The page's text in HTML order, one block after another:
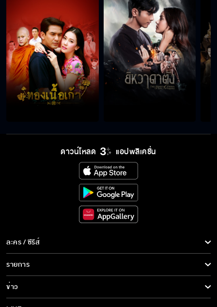
นี่ไม่ใช่ลูกกู เอาออกไป กูกลัว!!!
เป็นแม่ประสาอะไร ลูกในไส้เคยสนใจบ้างมั้ย
เอาน้ำก๊อกชงนมให้ลูกได้ยังไง
มายืนเห่าหอนอยู่หน้าร้านกู ทำไมกูต้องแอบฟัง
เป็นเมียนายทหารเรือกิ๊กก๊อกก็ได้อยู่แค่แพริมน้ำ
ถ้านี่ปะป๊า ส่วนนี่ก็หม่าม้า
ดาวน์โหลด แอปพลิเคชั่น
ละคร / ซีรีส์
ละคร/ซีรีส์
ซีรีส์นานาชาติ
การ์ตูน & เกม
รายการ
รายการทั้งหมด
ข่าว
ข่าวทั้งหมด